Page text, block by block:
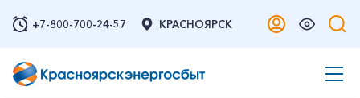
+7-800-700-24-57 КРАСНОЯРСК